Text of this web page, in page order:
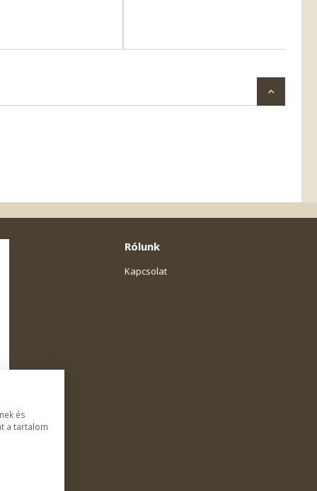
Rólunk
Kapcsolat
és
a tartalom